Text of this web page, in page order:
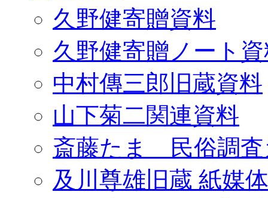
久野健寄贈資料
久野健寄贈ノート
中村傳三郎旧蔵資料
山下菊二関連資料
斎藤たま 民俗調査
及川尊雄旧蔵 紙媒